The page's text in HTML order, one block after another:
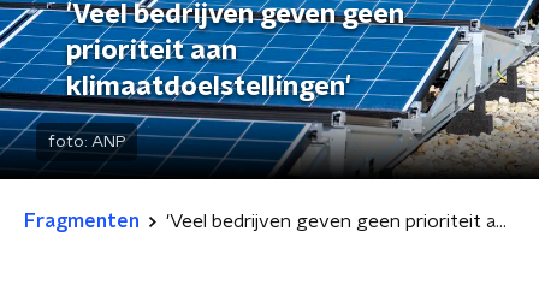
'Veel bedrijven geven geen
prioriteit aan
klimaatdoelstellingen'
foto: ANP
Fragmenten 'Veel bedrijven geven geen prioriteit aan klimaatdoelstellingen'